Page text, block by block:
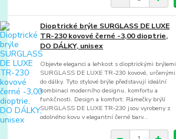
Dioptrické brýle SURGLASS DE LUXE
TR-230 kovové černé -3,00 dioptrie,
DO DÁLKY, unisex
Objevte eleganci a lehkost s dioptrickými brýlemi
SURGLASS DE LUXE TR-230 kovové, určenými
do dálky. Tyto stylové brýle představují ideální
kombinaci moderního designu, komfortu a
funkčnosti. Design a komfort: Rámečky brýlí
SURGLASS DE LUXE TR-230 jsou vyrobeny z
odolného kovu v elegantní černé barv...